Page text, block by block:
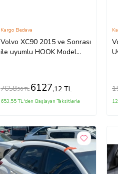
Volvo XC90 2015 ve Sonrası
ile uyumlu HOOK Model
Kargo Bedava
7658,90 TL 6127,12 TL
653,55 TL'den Başlayan Taksitlerle